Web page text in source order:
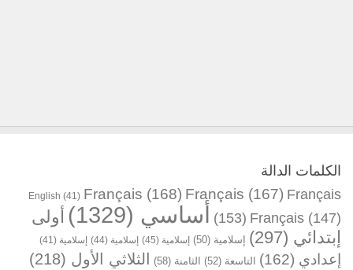
الكلمات الدالة
English (41) Français (168) Français (167) Français
(153) Français (147) أساسي (1329)
أولى
إبتدائي (297) إسلامية (50) إسلامية (45) إسلامية (44) إسلامية (41)
إعدادي (162) التاسعة (52) الثامنة (58) الثلاثي الأول (218)